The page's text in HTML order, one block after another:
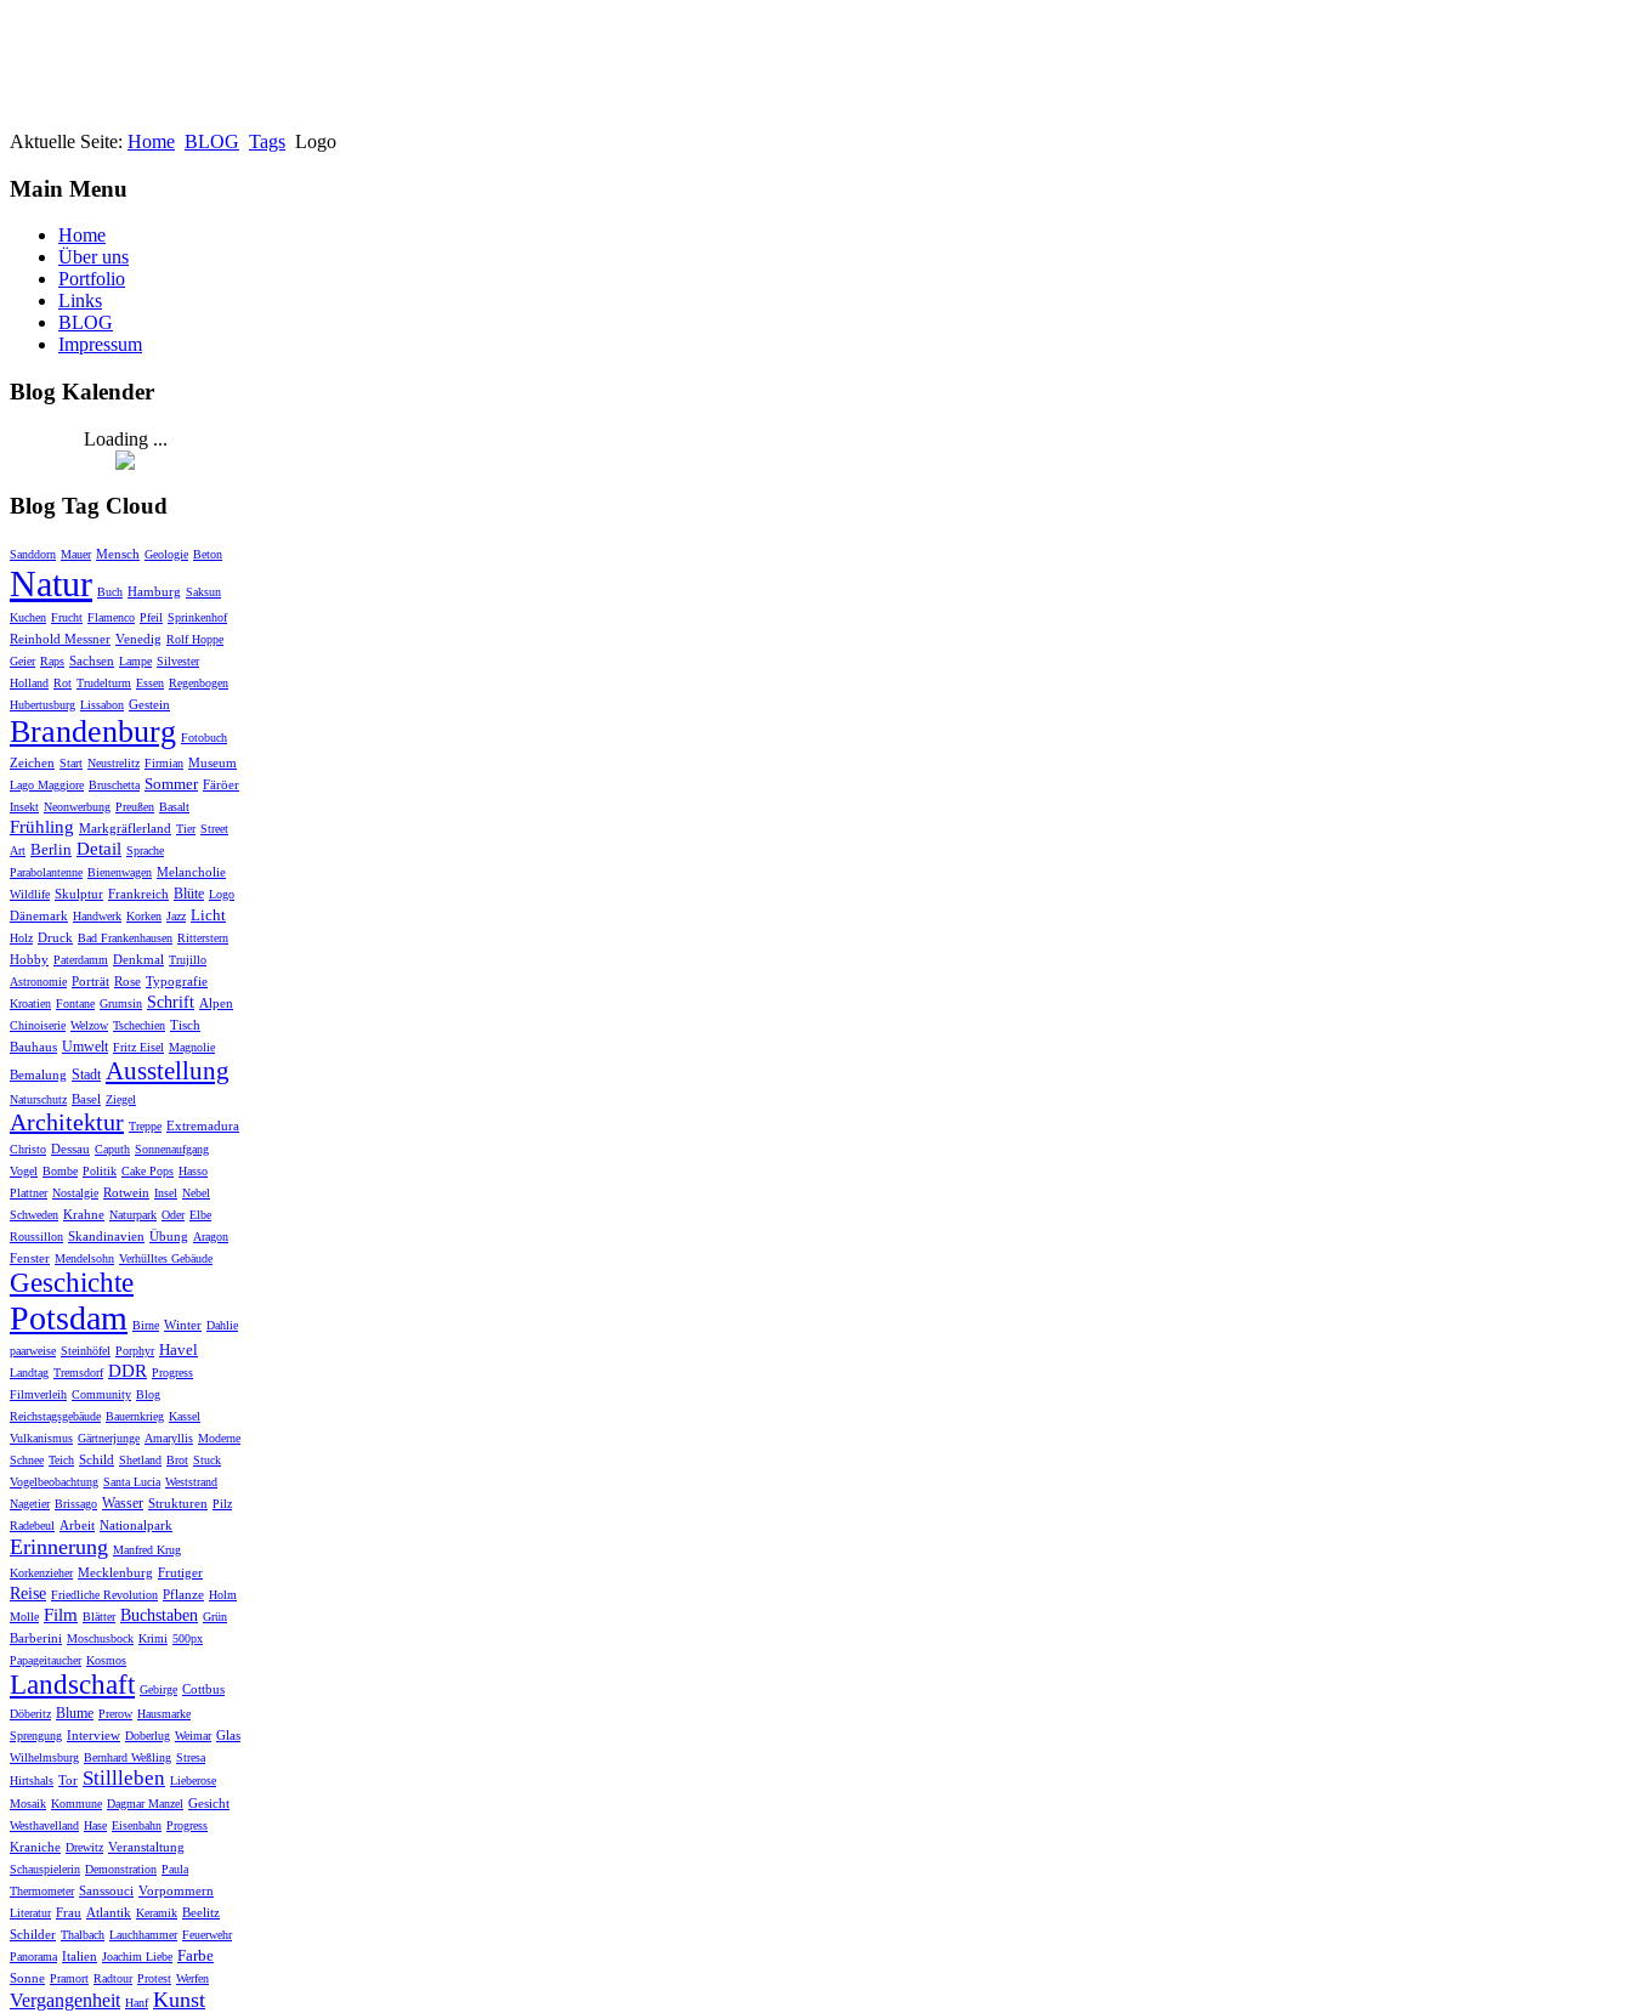
Aktuelle Seite: Home BLOG Tags Logo
Main Menu
Home
Über uns
Portfolio
Links
BLOG
Impressum
Blog Kalender
Loading ...
Blog Tag Cloud
Sanddorn Mauer Mensch Geologie Beton
Natur Buch Hamburg Saksun
Kuchen Frucht Flamenco Pfeil Sprinkenhof
Reinhold Messner Venedig Rolf Hoppe
Geier Raps Sachsen Lampe Silvester
Holland Rot Trudelturm Essen Regenbogen
Hubertusburg Lissabon Gestein
Brandenburg Fotobuch
Zeichen Start Neustrelitz Firmian Museum
Lago Maggiore Bruschetta Sommer Färöer
Insekt Neonwerbung Preußen Basalt
Frühling Markgräflerland Tier Street
Art Berlin Detail Sprache
Parabolantenne Bienenwagen Melancholie
Wildlife Skulptur Frankreich Blüte Logo
Dänemark Handwerk Korken Jazz Licht
Holz Druck Bad Frankenhausen Ritterstern
Hobby Paterdamm Denkmal Trujillo
Astronomie Porträt Rose Typografie
Kroatien Fontane Grumsin Schrift Alpen
Chinoiserie Welzow Tschechien Tisch
Bauhaus Umwelt Fritz Eisel Magnolie
Bemalung Stadt Ausstellung
Naturschutz Basel Ziegel
Architektur Treppe Extremadura
Christo Dessau Caputh Sonnenaufgang
Vogel Bombe Politik Cake Pops Hasso
Plattner Nostalgie Rotwein Insel Nebel
Schweden Krahne Naturpark Oder Elbe
Roussillon Skandinavien Übung Aragon
Fenster Mendelsohn Verhülltes Gebäude
Geschichte
Potsdam Birne Winter Dahlie
paarweise Steinhöfel Porphyr Havel
Landtag Tremsdorf DDR Progress
Filmverleih Community Blog
Reichstagsgebäude Bauernkrieg Kassel
Vulkanismus Gärtnerjunge Amaryllis Moderne
Schnee Teich Schild Shetland Brot Stuck
Vogelbeobachtung Santa Lucia Weststrand
Nagetier Brissago Wasser Strukturen Pilz
Radebeul Arbeit Nationalpark
Erinnerung Manfred Krug
Korkenzieher Mecklenburg Frutiger
Reise Friedliche Revolution Pflanze Holm
Molle Film Blätter Buchstaben Grün
Barberini Moschusbock Krimi 500px
Papageitaucher Kosmos
Landschaft Gebirge Cottbus
Döberitz Blume Prerow Hausmarke
Sprengung Interview Doberlug Weimar Glas
Wilhelmsburg Bernhard Weßling Stresa
Hirtshals Tor Stillleben Lieberose
Mosaik Kommune Dagmar Manzel Gesicht
Westhavelland Hase Eisenbahn Progress
Kraniche Drewitz Veranstaltung
Schauspielerin Demonstration Paula
Thermometer Sanssouci Vorpommern
Literatur Frau Atlantik Keramik Beelitz
Schilder Thalbach Lauchhammer Feuerwehr
Panorama Italien Joachim Liebe Farbe
Sonne Pramort Radtour Protest Werfen
Vergangenheit Hanf Kunst